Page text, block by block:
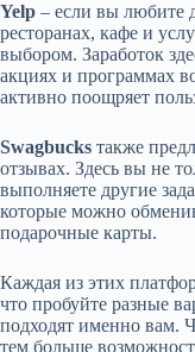
Yelp – если вы любите
ресторанах, кафе и
выбором. Заработок
акциях и программах
активно поощряет
Swagbucks также
отзывах. Здесь вы не
выполняете другие
которые можно
подарочные карты.
Каждая из этих
что пробуйте разные
подходят именно вам.
тем больше